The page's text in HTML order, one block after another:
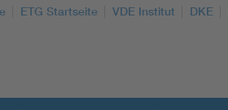
ETG Startseite VDE Institut DKE